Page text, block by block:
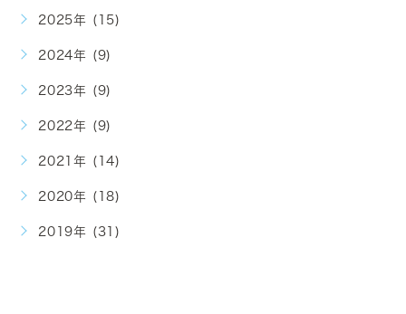
2025年 (15)
2024年 (9)
2023年 (9)
2022年 (9)
2021年 (14)
2020年 (18)
2019年 (31)